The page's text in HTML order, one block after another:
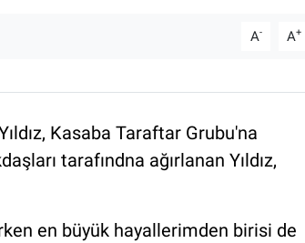
A- A+
Kasaba Taraftar Grubu'na
tarafındna ağırlanan Yıldız,
en büyük hayallerimden birisi de